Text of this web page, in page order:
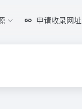
申请收录网址